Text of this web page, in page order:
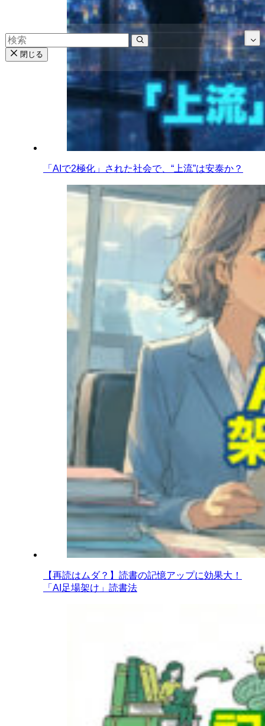
「AIで2極化」された社会で、“上流”は安泰か？
【再読はムダ？】読書の記憶アップに効果大！
「AI足場架け」読書法
閉じる